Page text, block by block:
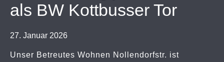
als BW Kottbusser Tor
27. Januar 2026
Unser Betreutes Wohnen Nollendorfstr. ist